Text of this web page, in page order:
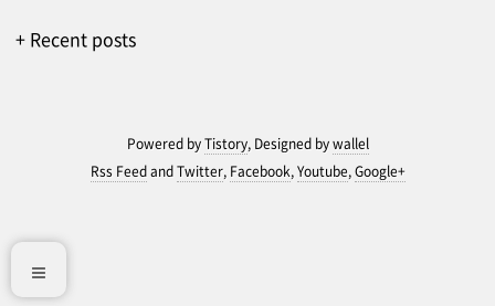
+ Recent posts
Powered byTistory, Designed bywallel
Rss FeedandTwitter, Facebook,Youtube,Google+